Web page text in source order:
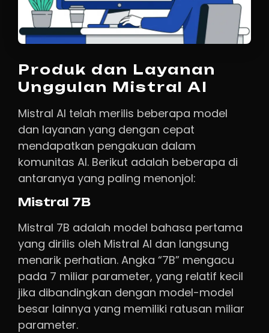
Produk dan Layanan
Unggulan Mistral AI
Mistral AI telah merilis beberapa model
dan layanan yang dengan cepat
mendapatkan pengakuan dalam
komunitas AI. Berikut adalah beberapa di
antaranya yang paling menonjol:
Mistral 7B
Mistral 7B adalah model bahasa pertama
yang dirilis oleh Mistral AI dan langsung
menarik perhatian. Angka “7B” mengacu
pada 7 miliar parameter, yang relatif kecil
jika dibandingkan dengan model-model
besar lainnya yang memiliki ratusan miliar
parameter.